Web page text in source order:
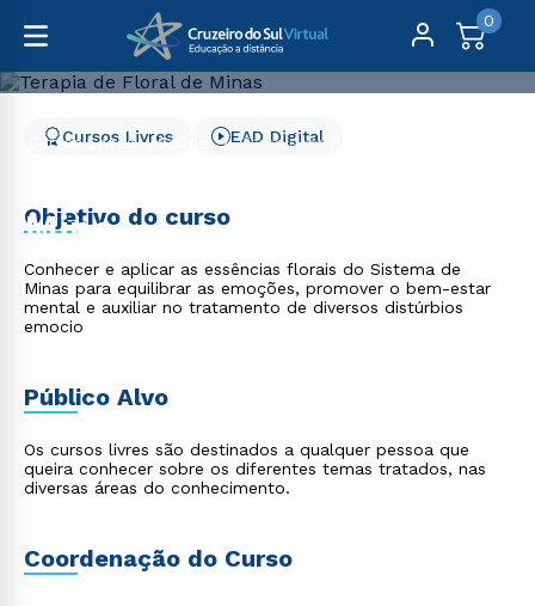
0
Cursos Livres Saúde Terapia de Floral de Minas
Minas
Cursos Livres EAD Digital
Objetivo do curso
Conhecer e aplicar as essências florais do Sistema de
Minas para equilibrar as emoções, promover o bem-estar
mental e auxiliar no tratamento de diversos distúrbios
emocio
Público Alvo
Os cursos livres são destinados a qualquer pessoa que
queira conhecer sobre os diferentes temas tratados, nas
diversas áreas do conhecimento.
Coordenação do Curso